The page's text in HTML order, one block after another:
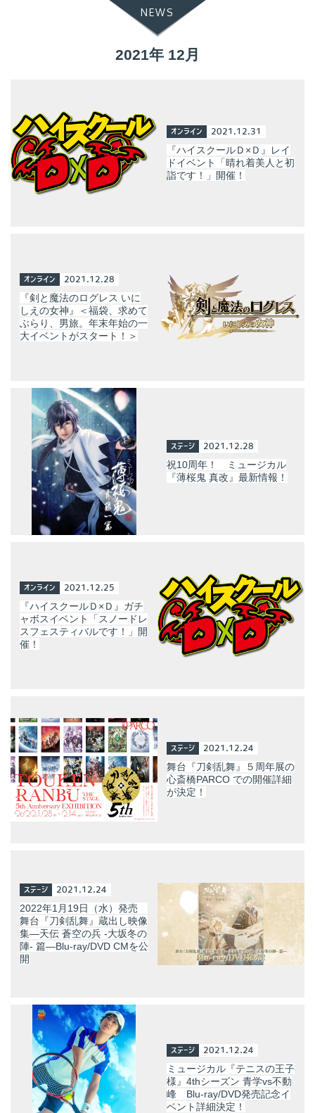
NEWS
2021年 12月
オンライン 2021.12.31
『ハイスクールＤ×Ｄ』レイ
ドイベント「晴れ着美人と初
詣です！」開催！
オンライン 2021.12.28
『剣と魔法のログレス いに
しえの女神』＜福袋、求めて
ぶらり、男旅。年末年始の一
大イベントがスタート！＞
ステージ 2021.12.28
祝10周年！ ミュージカル
『薄桜鬼 真改』最新情報！
オンライン 2021.12.25
『ハイスクールＤ×Ｄ』ガチ
ャボスイベント「スノードレ
スフェスティバルです！」開
催！
ステージ 2021.12.24
舞台『刀剣乱舞』５周年展の
心斎橋PARCO での開催詳細
が決定！
ステージ 2021.12.24
2022年1月19日（水）発売
舞台『刀剣乱舞』蔵出し映像
集—天伝 蒼空の兵 -大坂冬の
陣- 篇—Blu-ray/DVD CMを公
開
ステージ 2021.12.24
ミュージカル『テニスの王子
様』4thシーズン 青学vs不動
峰 Blu-ray/DVD発売記念イ
ベント詳細決定！